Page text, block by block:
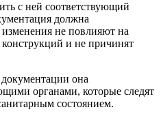
с ней соответствующий
должна
не повлияют на
и не причинят
она
органами, которые следят
состоянием.